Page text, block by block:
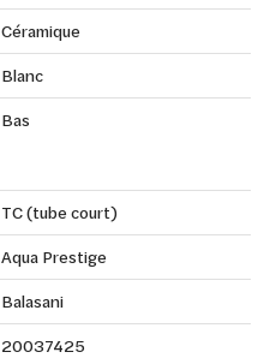
Céramique
Blanc
Bas
TC (tube court)
Aqua Prestige
Balasani
20037425